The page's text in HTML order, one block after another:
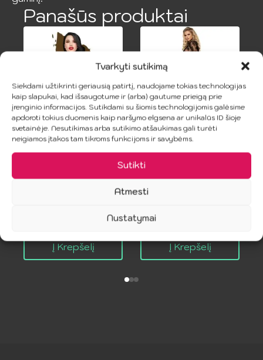
Tvarkyti sutikimą
Siekdami užtikrinti geriausią patirtį, naudojame tokias technologijas
kaip slapukai, kad išsaugotume ir (arba) gautume prieigą prie
įrenginio informacijos. Sutikdami su šiomis technologijomis galėsime
apdoroti tokius duomenis kaip naršymo elgsena ar unikalūs ID šioje
svetainėje. Nesutikimas arba sutikimo atšaukimas gali turėti
neigiamos įtakos tam tikroms funkcijoms ir savybėms.
Sutikti
Atmesti
Nustatymai
Panašūs produktai
Scandalous
Teddy Baltas XL
9.99€
Į Krepšelį
SUBBLIME –
Gėlių Raštų
Babydoll
Peignoir
Į Krepšelį